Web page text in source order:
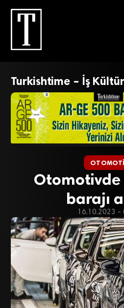
Turkishtime – İş
Otomotivde
barajı
16.10.2023 -